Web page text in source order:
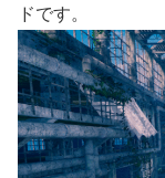
ドです。